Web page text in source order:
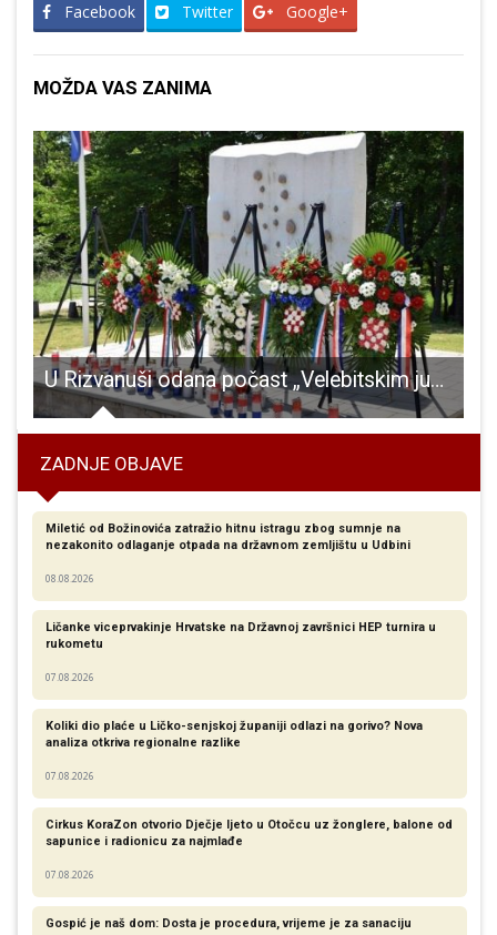
Facebook Twitter Google+
MOŽDA VAS ZANIMA
U Rizvanuši odana počast „Velebitskim junacima“
ZADNJE OBJAVE
Miletić od Božinovića zatražio hitnu istragu zbog sumnje na
nezakonito odlaganje otpada na državnom zemljištu u Udbini
08.08.2026
Ličanke viceprvakinje Hrvatske na Državnoj završnici HEP turnira u
rukometu
07.08.2026
Koliki dio plaće u Ličko-senjskoj županiji odlazi na gorivo? Nova
analiza otkriva regionalne razlike​
07.08.2026
Cirkus KoraZon otvorio Dječje ljeto u Otočcu uz žonglere, balone od
sapunice i radionicu za najmlađe
07.08.2026
Gospić je naš dom: Dosta je procedura, vrijeme je za sanaciju